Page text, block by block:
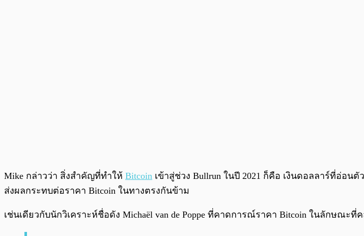
Mike กล่าวว่า สิ่งสำคัญที่ทำให้ Bitcoin เข้าสู่ช่วง Bullrun ในปี 2021 ก็คือ เงินดอลลาร์ที่อ่อ
ส่งผลกระทบต่อราคา Bitcoin ในทางตรงกันข้าม
เช่นเดียวกับนักวิเคราะห์ชื่อดัง Michaël van de Poppe ที่คาดการณ์ราคา Bitcoin ในลักษณ